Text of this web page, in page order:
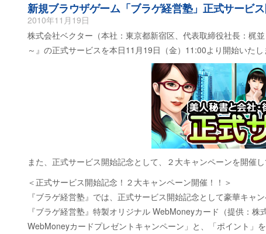
新規ブラウザゲーム「ブラゲ経営塾」正式サービ
2010年11月19日
株式会社ベクター（本社：東京都新宿区、代表取締役社長：梶
～』の正式サービスを本日11月19日（金）11:00より開始いたし
また、正式サービス開始記念として、２大キャンペーンを開催し
＜正式サービス開始記念！２大キャンペーン開催！！＞
『ブラゲ経営塾』では、正式サービス開始記念として豪華キャン
『ブラゲ経営塾』特製オリジナル WebMoneyカード（提供：
WebMoneyカードプレゼントキャンペーン」と、「ポイント」